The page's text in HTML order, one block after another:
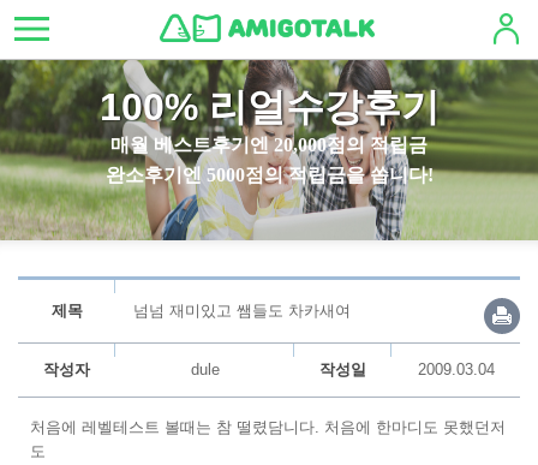
100% 리얼수강후기
매월 베스트후기엔 20,000점의 적립금
완소후기엔 5000점의 적립금을 쏩니다!
제목 넘넘 재미있고 쌤들도 차카새여
작성자 dule 작성일 2009.03.04
처음에 레벨테스트 볼때는 참 떨렸담니다. 처음에 한마디도 못했던저
도